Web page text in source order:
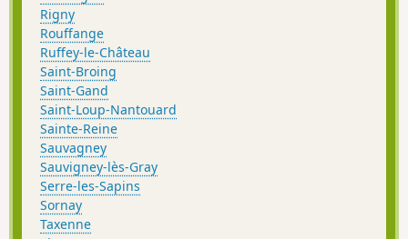
Rigny
Rouffange
Ruffey-le-Château
Saint-Broing
Saint-Gand
Saint-Loup-Nantouard
Sainte-Reine
Sauvagney
Sauvigney-lès-Gray
Serre-les-Sapins
Sornay
Taxenne